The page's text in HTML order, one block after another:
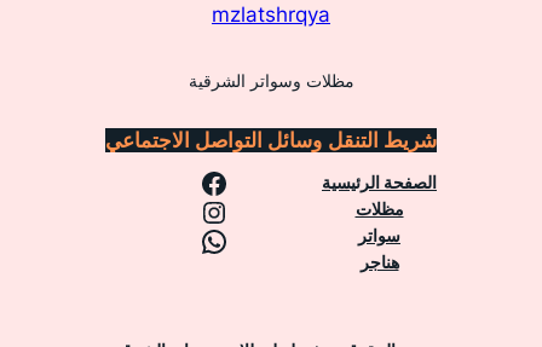
mzlatshrqya
مظلات وسواتر الشرقية
شريط التنقل
الصفحة الرئيسية
مظلات
سواتر
هناجر
وسائل التواصل الاجتماعي
فيسبوك
إنستجرام
واتساب